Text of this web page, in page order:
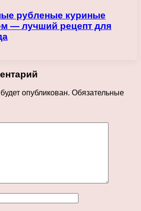
рубленые куриные
— лучший рецепт для
опубликован. Обязательные